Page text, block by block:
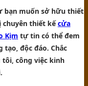
bạn muốn sở hữu thiết
chuyên thiết kếcửa
Kịm tự tin có thể đem
độc đáo. Chắc
tôi, công việc kinh